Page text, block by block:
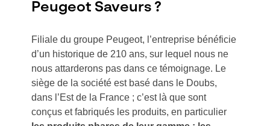
Peugeot Saveurs ?
Filiale du groupe Peugeot, l’entreprise bénéficie
d’un historique de 210 ans, sur lequel nous ne
nous attarderons pas dans ce témoignage. Le
siège de la société est basé dans le Doubs,
dans l’Est de la France ; c’est là que sont
conçus et fabriqués les produits, en particulier